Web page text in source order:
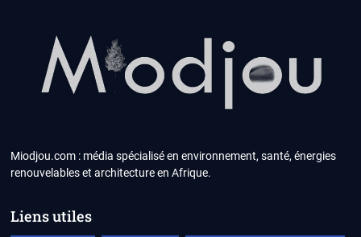
Miodjou.com : média spécialisé en environnement, santé, énergies
renouvelables et architecture en Afrique.
Liens utiles